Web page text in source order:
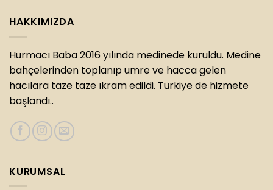
HAKKIMIZDA
Hurmacı Baba 2016 yılında medinede kuruldu. Medine
bahçelerinden toplanıp umre ve hacca gelen
hacılara taze taze ıkram edildi. Türkiye de hizmete
başlandı..
KURUMSAL